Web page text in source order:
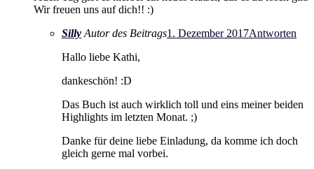
Wir freuen uns auf dich!! :)
Silly Autor des Beitrags1. Dezember 2017Antworten
Hallo liebe Kathi,
dankeschön! :D
Das Buch ist auch wirklich toll und eins meiner beiden
Highlights im letzten Monat. ;)
Danke für deine liebe Einladung, da komme ich doch
gleich gerne mal vorbei.